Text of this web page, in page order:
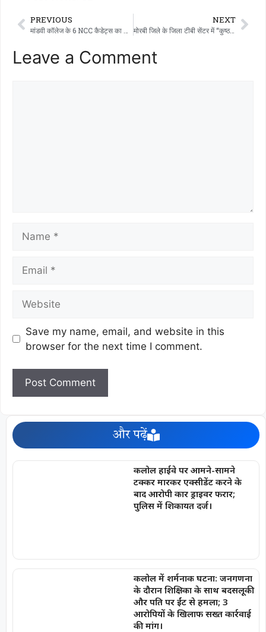
PREVIOUS NEXT
मोरबी जिले के जिला टीबी सेंटर में “कुष्ठ रोग जागरूकता अभियान” शुरू किया गया।
Leave a Comment
Save my name, email, and website in this
browser for the next time I comment.
और पढ़ें
कलोल हाईवे पर आमने-सामने
टक्कर मारकर एक्सीडेंट करने के
बाद आरोपी कार ड्राइवर फरार;
पुलिस में शिकायत दर्ज।
कलोल में शर्मनाक घटना: जनगणना
के दौरान शिक्षिका के साथ बदसलूकी
और पति पर ईंट से हमला; 3
आरोपियों के खिलाफ सख्त कार्रवाई
की मांग।